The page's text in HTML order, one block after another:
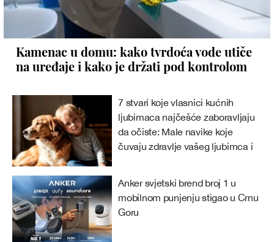
Kamenac u domu: kako tvrdoća vode utiče
na uređaje i kako je držati pod kontrolom
7 stvari koje vlasnici kućnih
ljubimaca najčešće zaboravljaju
da očiste: Male navike koje
čuvaju zdravlje vašeg ljubimca i
Anker svjetski brend broj 1 u
mobilnom punjenju stigao u Crnu
Goru